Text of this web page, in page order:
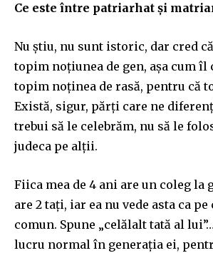
Ce este între patriarhat și
Nu știu, nu sunt istoric, dar cred
topim noțiunea de gen, așa cum îl
topim noținea de rasă, pentru că
Există, sigur, părți care ne
trebui să le celebrăm, nu să le
judeca pe alții.
Fiica mea de 4 ani are un coleg la
are 2 tați, iar ea nu vede asta ca
comun. Spune „celălalt tată al
lucru normal în generația ei,